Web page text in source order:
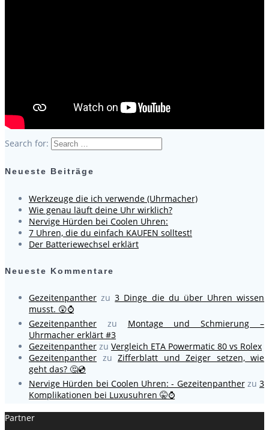
Search for:
Neueste Beiträge
Werkzeuge die ich verwende (Uhrmacher)
Wie genau läuft deine Uhr wirklich?
Nervige Hürden bei Coolen Uhren:
7 Uhren, die du einfach KAUFEN solltest!
Der Batteriewechsel erklärt
Neueste Kommentare
Gezeitenpanther zu3 Dinge die du über Uhren wissen
musst. 😲⌚
Gezeitenpanther zu Montage und Schmierung –
Uhrmacher erklärt #3
Gezeitenpanther zu Vergleich ETA Powermatic 80 vs Rolex
Gezeitenpanther zu Zifferblatt und Zeiger setzen, wie
geht das? 🤔💿
Nervige Hürden bei Coolen Uhren: - Gezeitenpantherzu 3
Komplikationen bei Luxusuhren 🤫⌚
Partner